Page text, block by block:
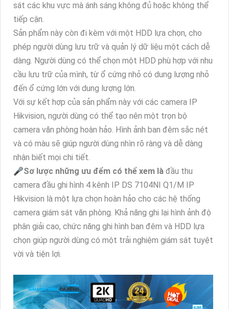
sát các khu vực mà ánh sáng không đủ hoặc không thể
tiếp cận.
Sản phẩm này còn đi kèm với một HDD lựa chọn, cho
phép người dùng lưu trữ và quản lý dữ liệu một cách dễ
dàng. Người dùng có thể chọn một HDD phù hợp với nhu
cầu lưu trữ của mình, từ ổ cứng nhỏ có dung lượng nhỏ
đến ổ cứng lớn với dung lượng lớn.
Với sự kết hợp của sản phẩm này với các camera IP
Hikvision, người dùng có thể tạo nên một trọn bộ
camera văn phòng hoàn hảo. Hình ảnh ban đêm sắc nét
và có màu sẽ giúp người dùng nhìn rõ ràng và dễ dàng
nhận biết mọi chi tiết.
🎤Sơ lược những ưu đểm có thể xem là đầu thu
camera đầu ghi hình 4 kênh IP DS 7104NI Q1/M IP
Hikvision là một lựa chọn hoàn hảo cho các hệ thống
camera giám sát văn phòng. Khả năng ghi lại hình ảnh độ
phân giải cao, chức năng ghi hình ban đêm và HDD lựa
chọn giúp người dùng có một trải nghiệm giám sát tuyệt
vời và tiện lợi.